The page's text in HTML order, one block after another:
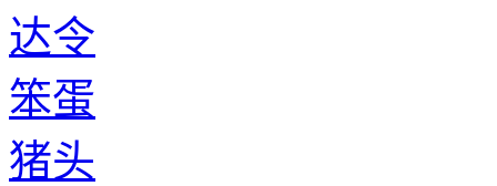
达令
笨蛋
猪头